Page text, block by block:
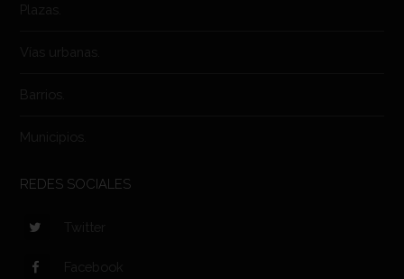
Plazas.
Vías urbanas.
Barrios.
Municipios.
REDES SOCIALES
Twitter
Facebook